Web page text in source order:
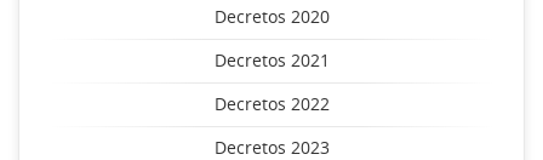
Decretos 2020
Decretos 2021
Decretos 2022
Decretos 2023